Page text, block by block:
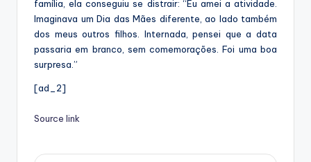
família, ela conseguiu se distrair: “Eu amei a atividade.
Imaginava um Dia das Mães diferente, ao lado também
dos meus outros filhos. Internada, pensei que a data
passaria em branco, sem comemorações. Foi uma boa
surpresa.”
[ad_2]
Source link